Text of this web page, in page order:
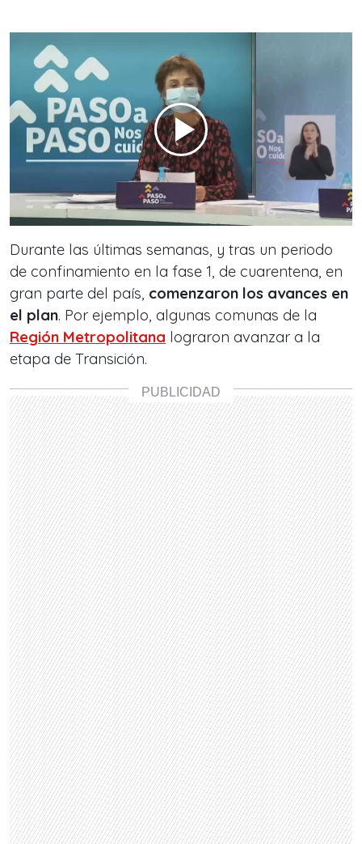
Durante las últimas semanas, y tras un periodo
de confinamiento en la fase 1, de cuarentena, en
gran parte del país, comenzaron los avances en
el plan. Por ejemplo, algunas comunas de la
Región Metropolitana lograron avanzar a la
etapa de Transición.